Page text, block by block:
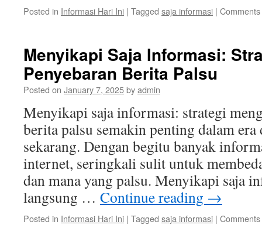
Posted in Informasi Hari Ini | Tagged saja informasi |
Menyikapi Saja Informasi:
Penyebaran Berita Palsu
Posted on January 7, 2025byadmin
Menyikapi saja informasi: strategi
berita palsu semakin penting dalam
sekarang. Dengan begitu banyak
internet, seringkali sulit untuk
dan mana yang palsu. Menyikapi saja
langsung … Continue reading →
Posted in Informasi Hari Ini | Tagged saja informasi |